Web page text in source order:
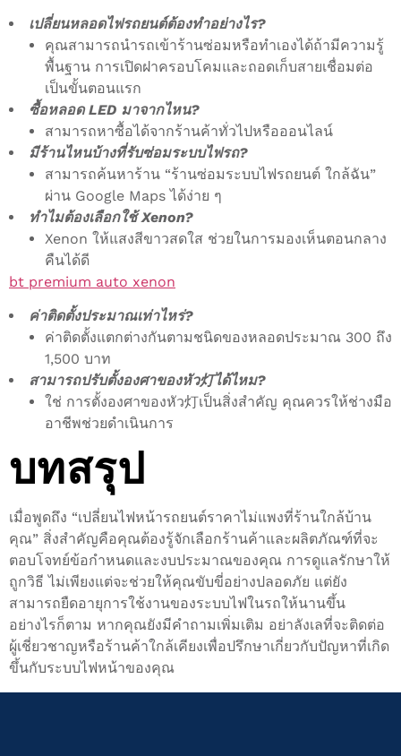
เปลี่ยนหลอดไฟรถยนต์ต้องทำอย่างไร?
คุณสามารถนำรถเข้าร้านซ่อมหรือทำเองได้ถ้ามีความรู้
พื้นฐาน การเปิดฝาครอบโคมและถอดเก็บสายเชื่อมต่อ
เป็นขั้นตอนแรก
ซื้อหลอด LED มาจากไหน?
สามารถหาซื้อได้จากร้านค้าทั่วไปหรือออนไลน์
มีร้านไหนบ้างที่รับซ่อมระบบไฟรถ?
สามารถค้นหาร้าน “ร้านซ่อมระบบไฟรถยนต์ ใกล้ฉัน”
ผ่าน Google Maps ได้ง่าย ๆ
ทำไมต้องเลือกใช้ Xenon?
Xenon ให้แสงสีขาวสดใส ช่วยในการมองเห็นตอนกลาง
คืนได้ดี
bt premium auto xenon
ค่าติดตั้งประมาณเท่าไหร่?
ค่าติดตั้งแตกต่างกันตามชนิดของหลอดประมาณ 300 ถึง
1,500 บาท
สามารถปรับตั้งองศาของหัว灯ได้ไหม?
ใช่ การตั้งองศาของหัว灯เป็นสิ่งสำคัญ คุณควรให้ช่างมือ
อาชีพช่วยดำเนินการ
บทสรุป
เมื่อพูดถึง “เปลี่ยนไฟหน้ารถยนต์ราคาไม่แพงที่ร้านใกล้บ้าน
คุณ” สิ่งสำคัญคือคุณต้องรู้จักเลือกร้านค้าและผลิตภัณฑ์ที่จะ
ตอบโจทย์ข้อกำหนดและงบประมาณของคุณ การดูแลรักษาให้
ถูกวิธี ไม่เพียงแต่จะช่วยให้คุณขับขี่อย่างปลอดภัย แต่ยัง
สามารถยืดอายุการใช้งานของระบบไฟในรถให้นานขึ้น
อย่างไรก็ตาม หากคุณยังมีคำถามเพิ่มเติม อย่าลังเลที่จะติดต่อ
ผู้เชี่ยวชาญหรือร้านค้าใกล้เคียงเพื่อปรึกษาเกี่ยวกับปัญหาที่เกิด
ขึ้นกับระบบไฟหน้าของคุณ